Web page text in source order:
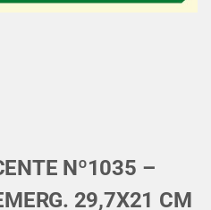
Nº1035 –
29,7X21 CM